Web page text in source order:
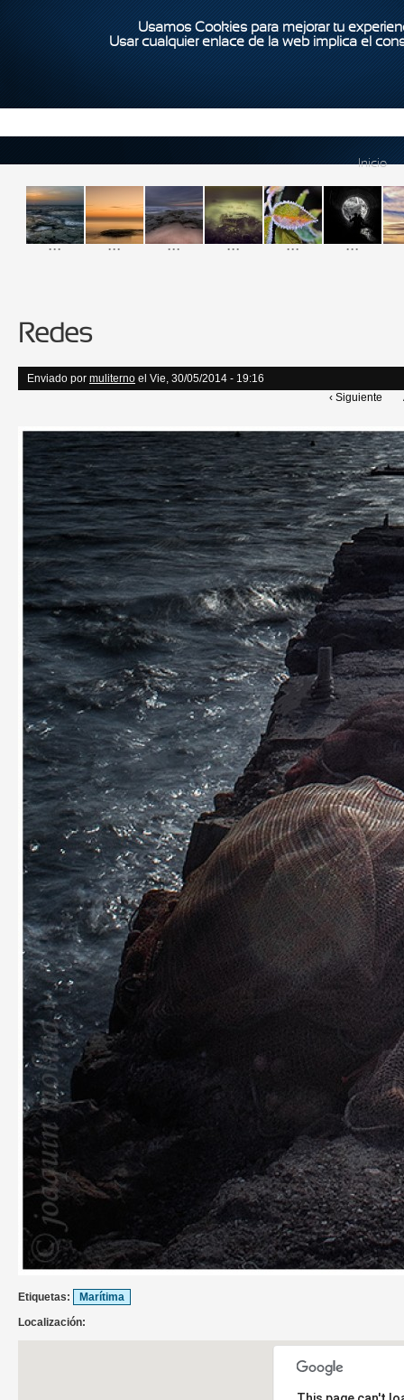
Usamos Cookies para mejorar tu
Usar cualquier enlace de la web implica el
Inicio
... ... ... ... ... ...
Redes
Enviado por muliterno el Vie, 30/05/2014 - 19:16
‹ Siguiente
Etiquetas:
Marítima
Localización: